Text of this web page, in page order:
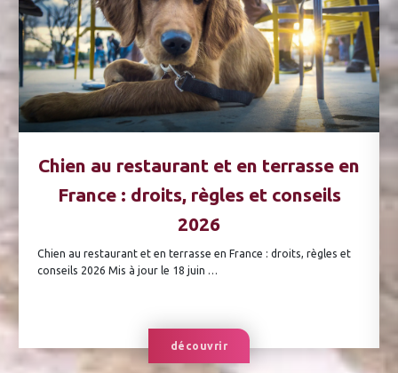
Chien au restaurant et en terrasse en
France : droits, règles et conseils
2026
Chien au restaurant et en terrasse en France : droits, règles et
conseils 2026 Mis à jour le 18 juin …
découvrir